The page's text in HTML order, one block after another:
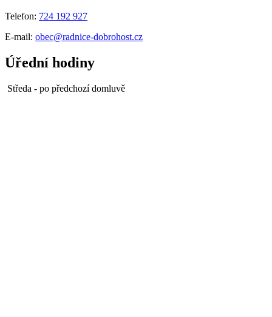
Telefon: 724 192 927
E-mail: obec@radnice-dobrohost.cz
Úřední hodiny
Středa - po předchozí domluvě